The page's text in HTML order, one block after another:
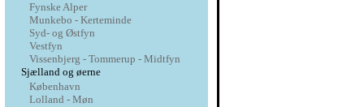
Fynske Alper
Munkebo - Kerteminde
Syd- og Østfyn
Vestfyn
Vissenbjerg - Tommerup - Midtfyn
Sjælland og øerne
København
Lolland - Møn